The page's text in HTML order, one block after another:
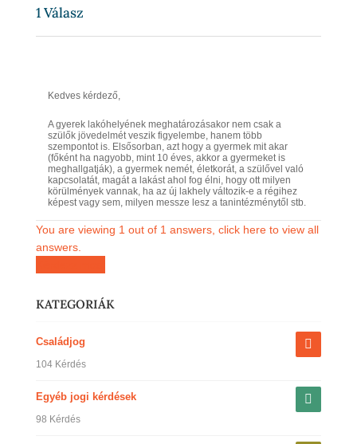
1Válasz
Kedves kérdező,
A gyerek lakóhelyének meghatározásakor nem csak a
szülők jövedelmét veszik figyelembe, hanem több
szempontot is. Elsősorban, azt hogy a gyermek mit akar
(főként ha nagyobb, mint 10 éves, akkor a gyermeket is
meghallgatják), a gyermek nemét, életkorát, a szülővel való
kapcsolatát, magát a lakást ahol fog élni, hogy ott milyen
körülmények vannak, ha az új lakhely változik-e a régihez
képest vagy sem, milyen messze lesz a tanintézménytől stb.
You are viewing 1 out of 1 answers, click here to view all
answers.
KATEGORIÁK
Családjog
104 Kérdés
Egyéb jogi kérdések
98 Kérdés